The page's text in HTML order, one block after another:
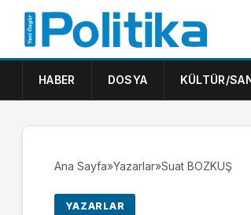
HABER DOSYA KÜLTÜR/
Ana Sayfa»Yazarlar»Suat BOZKUŞ
YAZARLAR